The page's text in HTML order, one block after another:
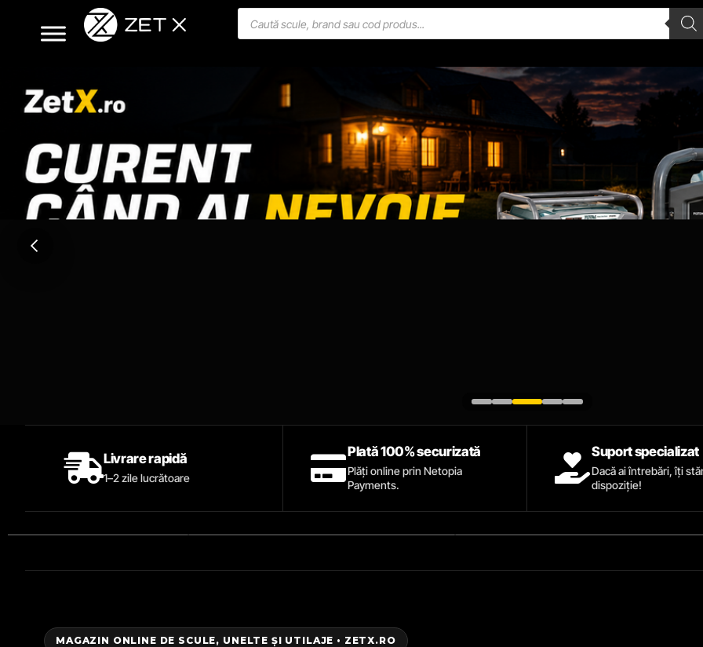
Livrare rapidă
1–2 zile lucrătoare
Plată 100% securizată
Plăți online prin Netopia
Payments.
Suport specializat
Dacă ai întrebări, îți
dispoziție!
MAGAZIN ONLINE DE SCULE, UNELTE ȘI UTILAJE • ZETX.RO